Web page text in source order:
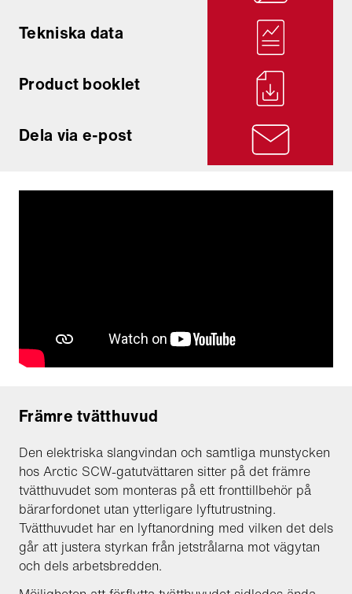
Tekniska data
Product booklet
Dela via e-post
Främre tvätthuvud
Den elektriska slangvindan och samtliga munstycken
hos Arctic SCW-gatutvättaren sitter på det främre
tvätthuvudet som monteras på ett fronttillbehör på
bärarfordonet utan ytterligare lyftutrustning.
Tvätthuvudet har en lyftanordning med vilken det dels
går att justera styrkan från jetstrålarna mot vägytan
och dels arbetsbredden.